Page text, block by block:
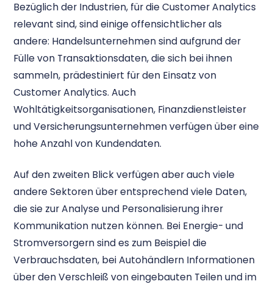
Bezüglich der Industrien, für die Customer Analytics
relevant sind, sind einige offensichtlicher als
andere: Handelsunternehmen sind aufgrund der
Fülle von Transaktionsdaten, die sich bei ihnen
sammeln, prädestiniert für den Einsatz von
Customer Analytics. Auch
Wohltätigkeitsorganisationen, Finanzdienstleister
und Versicherungsunternehmen verfügen über eine
hohe Anzahl von Kundendaten.
Auf den zweiten Blick verfügen aber auch viele
andere Sektoren über entsprechend viele Daten,
die sie zur Analyse und Personalisierung ihrer
Kommunikation nutzen können. Bei Energie- und
Stromversorgern sind es zum Beispiel die
Verbrauchsdaten, bei Autohändlern Informationen
über den Verschleiß von eingebauten Teilen und im